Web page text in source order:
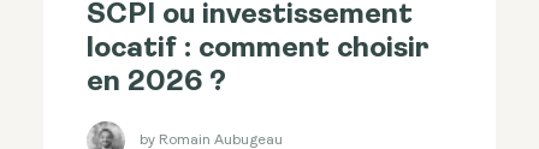
SCPI ou investissement
locatif : comment choisir
en 2026 ?
by Romain Aubugeau